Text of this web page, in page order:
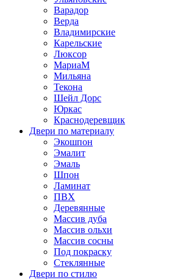
Варадор
Верда
Владимирские
Карельские
Люксор
МариаМ
Мильяна
Текона
Шейл Дорс
Юркас
Краснодеревщик
Двери по материалу
Экошпон
Эмалит
Эмаль
Шпон
Ламинат
ПВХ
Деревянные
Массив дуба
Массив ольхи
Массив сосны
Под покраску
Стеклянные
Двери по стилю